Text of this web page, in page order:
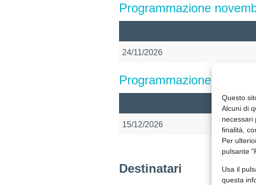
Questo
Alcuni di
necessari
finalità,
Per
pulsante
Usa il
questa
Programmazione
24/11/2026
Programmazione
15/12/2026
Destinatari